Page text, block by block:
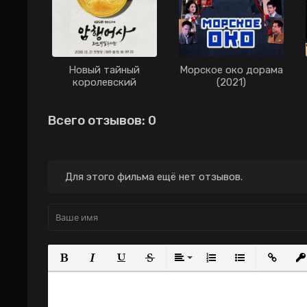
Новый тайный
королевский
Морское око дорама
(2021)
Всего отзывов: 0
Для этого фильма ещё нет отзывов.
Полужирный
КурсивПодчеркнутый
ЗачеркнутыйВыравнивание
Нумерованный